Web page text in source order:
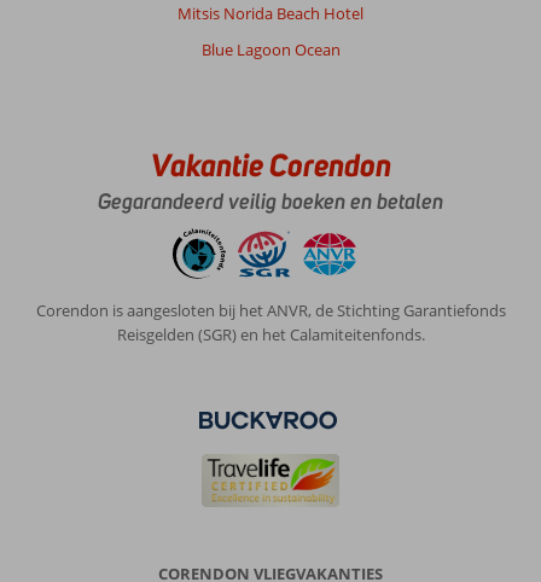
Mitsis Norida Beach Hotel
Blue Lagoon Ocean
Vakantie Corendon
Gegarandeerd veilig boeken en betalen
Corendon is aangesloten bij het ANVR, de Stichting Garantiefonds
Reisgelden (SGR) en het Calamiteitenfonds.
CORENDON VLIEGVAKANTIES